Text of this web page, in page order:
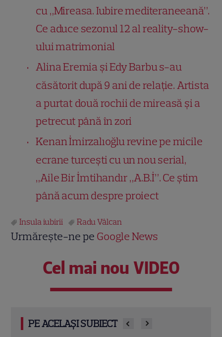
cu „Mireasa. Iubire mediteraneeană”.
Ce aduce sezonul 12 al reality-show-
ului matrimonial
Alina Eremia și Edy Barbu s-au
căsătorit după 9 ani de relație. Artista
a purtat două rochii de mireasă și a
petrecut până în zori
Kenan İmirzalıoğlu revine pe micile
ecrane turcești cu un nou serial,
„Aile Bir İmtihandır „A.B.İ”. Ce știm
până acum despre proiect
Insula iubirii Radu Vâlcan
Urmărește-ne pe Google News
Cel mai nou VIDEO
PE ACELAȘI SUBIECT